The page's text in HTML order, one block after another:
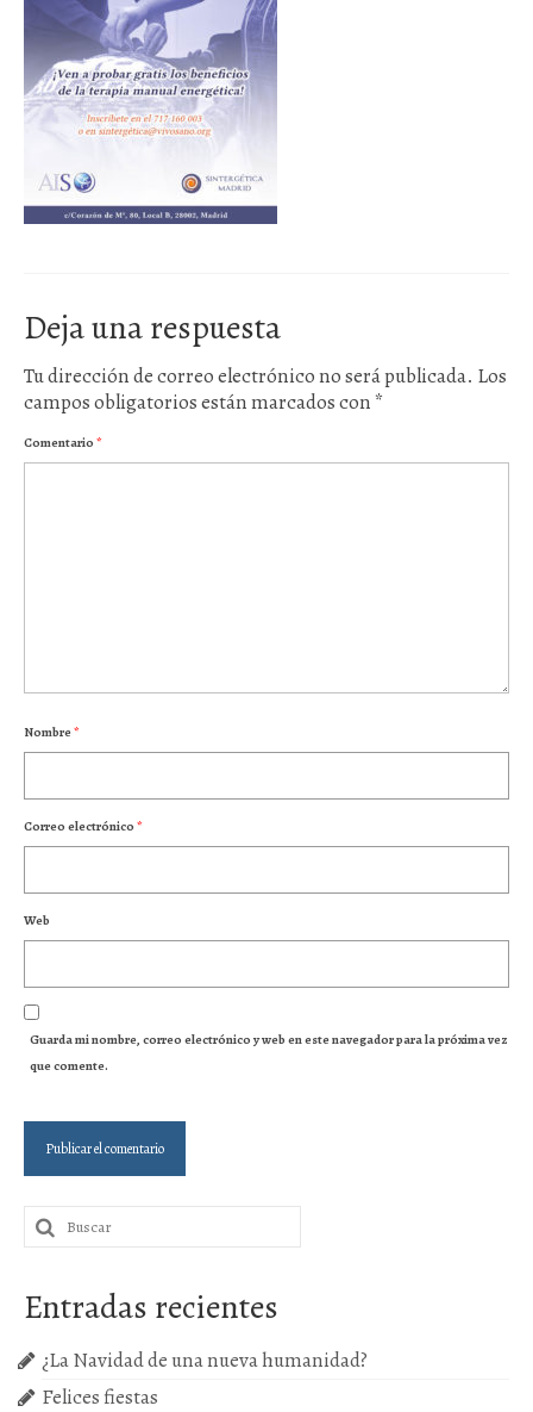
Cursos
Deja una respuesta
Tu dirección de correo electrónico no será publicada. Los
campos obligatorios están marcados con *
Comentario *
Nombre*
Correo electrónico *
Web
Guarda mi nombre, correo electrónico y web en este navegador para la próxima vez
que comente.
Buscar
por:
Entradas recientes
¿La Navidad de una nueva humanidad?
Felices fiestas